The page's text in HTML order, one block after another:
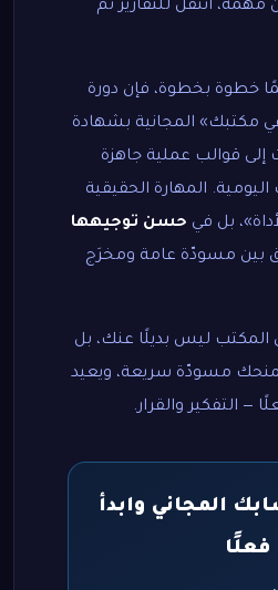
انتقل للتقارير ثم
خطوة بخطوة، فإن دورة
مكتبك» المجانية بشهادة
قوالب عملية جاهزة
المهارة الحقيقية
بل في حسن توجيهها
بين مسودّة عامة ومخرَج
المكتب ليس بديلًا عنك، بل
مسودّة سريعة، ويعيد
— التفكير والقرار.
المجاني وابدأ
فعلًا